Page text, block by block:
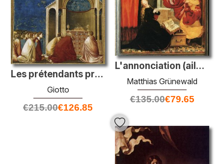
L'annonciation (aile gauche de l'autel d'Isenheim)
Matthias Grünewald
€135.00€79.65
Les prétendants priant
Giotto
€215.00€126.85